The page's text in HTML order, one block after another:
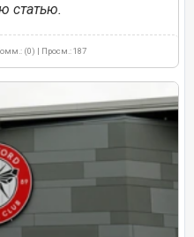
статью.
(0) | Просм.: 187